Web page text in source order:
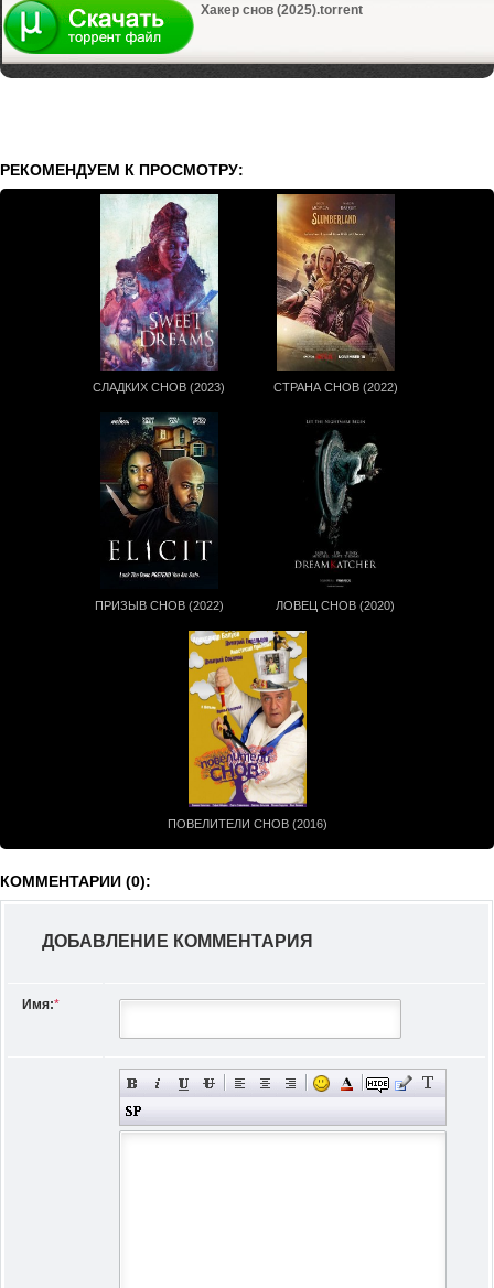
Хакер снов (2025).torrent
РЕКОМЕНДУЕМ К ПРОСМОТРУ:
СЛАДКИХ СНОВ (2023) СТРАНА СНОВ (2022)
ПРИЗЫВ СНОВ (2022) ЛОВЕЦ СНОВ (2020)
ПОВЕЛИТЕЛИ СНОВ (2016)
КОММЕНТАРИИ (0):
ДОБАВЛЕНИЕ КОММЕНТАРИЯ
Имя:*